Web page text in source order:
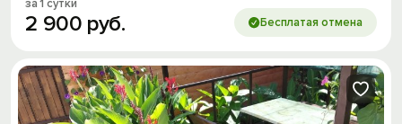
за 1 сутки
2 900 руб. Бесплатая отмена